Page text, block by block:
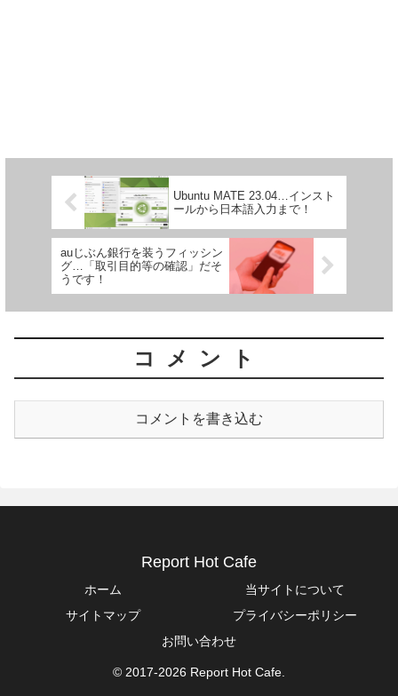
Ubuntu MATE 23.04…インスト
ールから日本語入力まで！
auじぶん銀行を装うフィッシン
グ…「取引目的等の確認」だそ
うです！
コメント
コメントを書き込む
Report Hot Cafe
ホーム
当サイトについて
サイトマップ
プライバシーポリシー
お問い合わせ
© 2017-2026 Report Hot Cafe.